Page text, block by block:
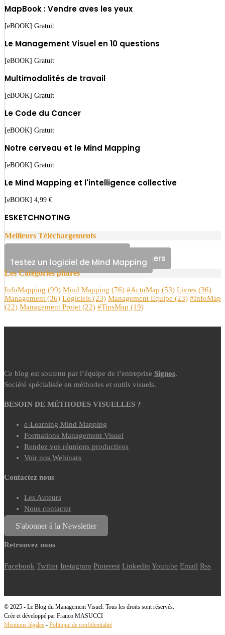
MapBook : Vendre aves les yeux
[eBOOK] Gratuit
Le Management Visuel en 10 questions
[eBOOK] Gratuit
Multimodalités de travail
[eBOOK] Gratuit
Le Code du Cancer
[eBOOK] Gratuit
Notre cerveau et le Mind Mapping
[eBOOK] Gratuit
Le Mind Mapping et l'intelligence collective
[eBOOK] 4,99 €
ESKETCHNOTING
Meilleurs Téléchargements
Pack Matrices Entrepreneurs/Managers
Testez un logiciel de Mind Mapping
Les Catégories phares
InfoMapping (99) Mind Mapping (76) #ActuMap (53) Livres (36)
Management (36) Logiciels (23) Management Equipe (23) #InfoMap
(22) Management Projet (22) #TipsMap (19)
Ce blog est soutenu par l’équipe de l’entreprise Signos.
Société spécialisée en méthodes et outils visuels.
BESOIN DE MÉTHODES VISUELLES ?
e-Learning Mind Mapping
Formations Management Visuel
Rendez vos réunions productives
Voir nos Webinars
Contactez nous
Les Auteurs
Nous contacter
S'abonner à la Newsletter
Retrouvez nous
Facebook Twitter Instagram Pinterest Linkedin Youtube Email Rss
© 2025 - Le Blog du Management Visuel. Tous les droits sont réservés.
Crée et développé par Franco MASUCCI
Mentions légales - Politique de confidentialité